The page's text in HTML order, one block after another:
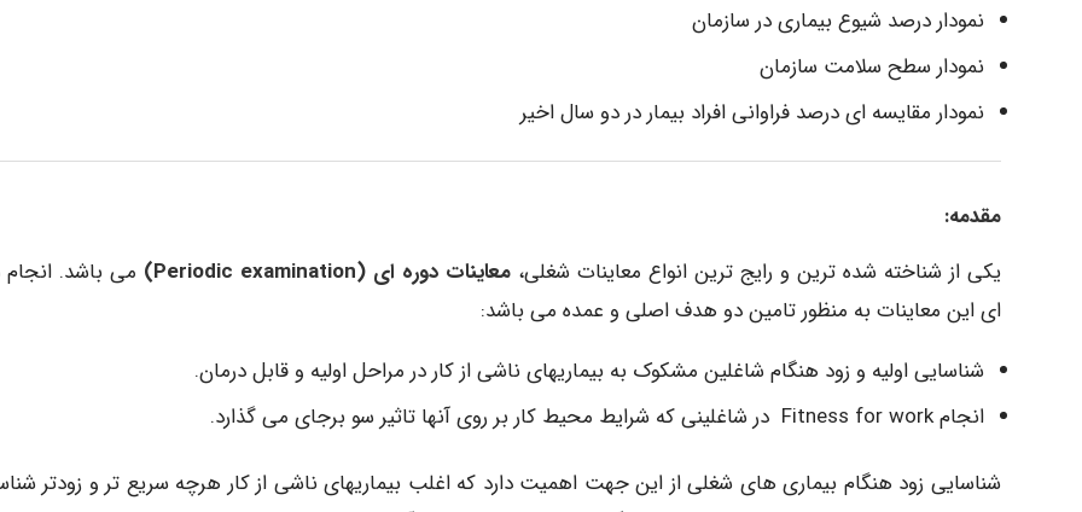
نمودار درصد شیوع بیماری در سازمان
نمودار سطح سلامت سازمان
نمودار مقایسه ای درصد فراوانی افراد بیمار در دو سال اخیر
مقدمه:
یکی از شناخته شده ترین و رایج ترین انواع معاینات شغلی،معاینات دوره ای (Periodic examination
) می باشد. انجام
ای این معاینات به منظور تامین دو هدف اصلی و عمده می باشد:
شناسایی اولیه و زود هنگام شاغلین مشکوک به بیماریهای ناشی از کار در مراحل اولیه و قابل درمان.
انجام Fitness for work در شاغلینی که شرایط محیط کار بر روی آنها تاثیر سو برجای می گذارد.
شناسایی زود هنگام بیماری های شغلی از این جهت اهمیت دارد که اغلب بیماریهای ناشی از کار هرچه سریع تر و زودتر